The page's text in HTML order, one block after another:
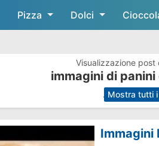
Pizza Dolci
Visualizzazione post
immagini di
. Mostra tutti
Immagini